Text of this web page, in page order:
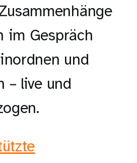
im Gespräch
und
– live und